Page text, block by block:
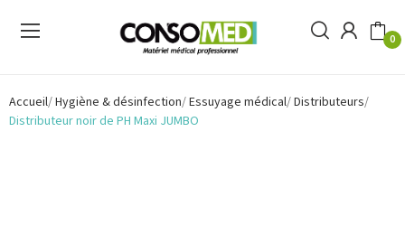
0
Accueil Hygiène & désinfection Essuyage médical Distributeurs
Distributeur noir de PH Maxi JUMBO